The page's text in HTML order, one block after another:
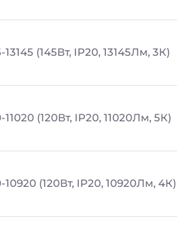
(145Вт, IP20, 13145Лм, 3К)
(120Вт, IP20, 11020Лм, 5К)
(120Вт, IP20, 10920Лм, 4К)